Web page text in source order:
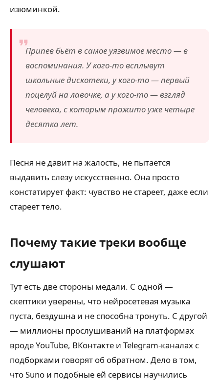
изюминкой.
Припев бьёт в самое уязвимое место — в
воспоминания. У кого-то всплывут
школьные дискотеки, у кого-то — первый
поцелуй на лавочке, а у кого-то — взгляд
человека, с которым прожито уже четыре
десятка лет.
Песня не давит на жалость, не пытается
выдавить слезу искусственно. Она просто
констатирует факт: чувство не стареет, даже если
стареет тело.
Почему такие треки вообще
слушают
Тут есть две стороны медали. С одной —
скептики уверены, что нейросетевая музыка
пуста, бездушна и не способна тронуть. С другой
— миллионы прослушиваний на платформах
вроде YouTube, ВКонтакте и Telegram-каналах с
подборками говорят об обратном. Дело в том,
что Suno и подобные ей сервисы научились